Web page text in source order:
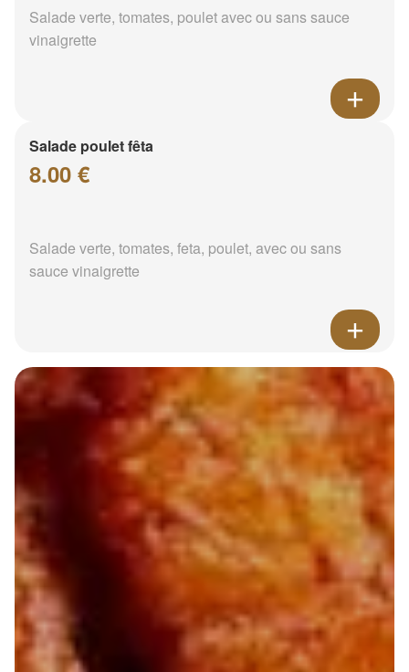
Salade verte, tomates, poulet avec ou sans sauce
vinaigrette
Salade poulet fêta
8.00 €
Salade verte, tomates, feta, poulet, avec ou sans
sauce vinaigrette